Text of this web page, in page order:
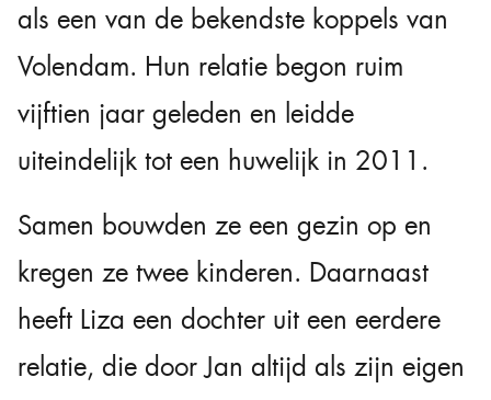
als een van de bekendste koppels van
Volendam. Hun relatie begon ruim
vijftien jaar geleden en leidde
uiteindelijk tot een huwelijk in 2011.
Samen bouwden ze een gezin op en
kregen ze twee kinderen. Daarnaast
heeft Liza een dochter uit een eerdere
relatie, die door Jan altijd als zijn eigen